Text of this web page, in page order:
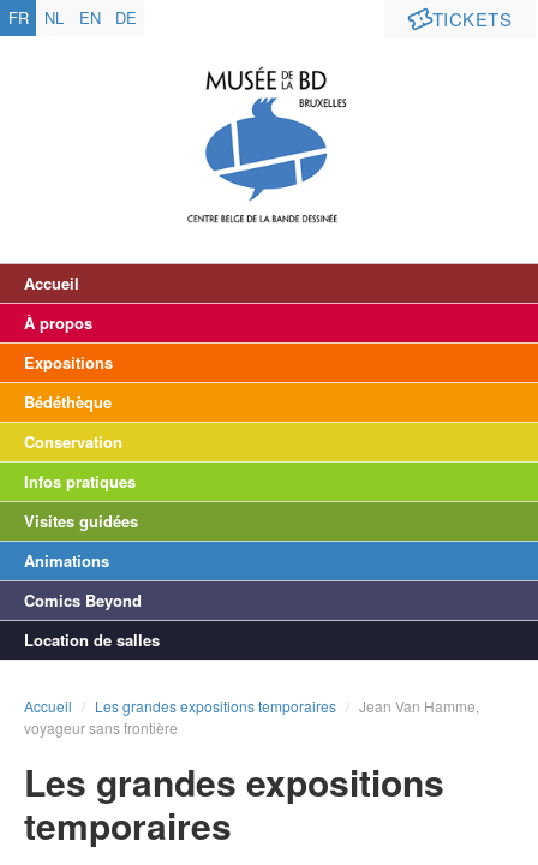
TICKETS
FR NL EN DE
Accueil
À propos
Expositions
Bédéthèque
Conservation
Infos pratiques
Visites guidées
Animations
Comics Beyond
Location de salles
Accueil / Les grandes expositions temporaires / Jean Van Hamme,
voyageur sans frontière
Les grandes expositions
temporaires